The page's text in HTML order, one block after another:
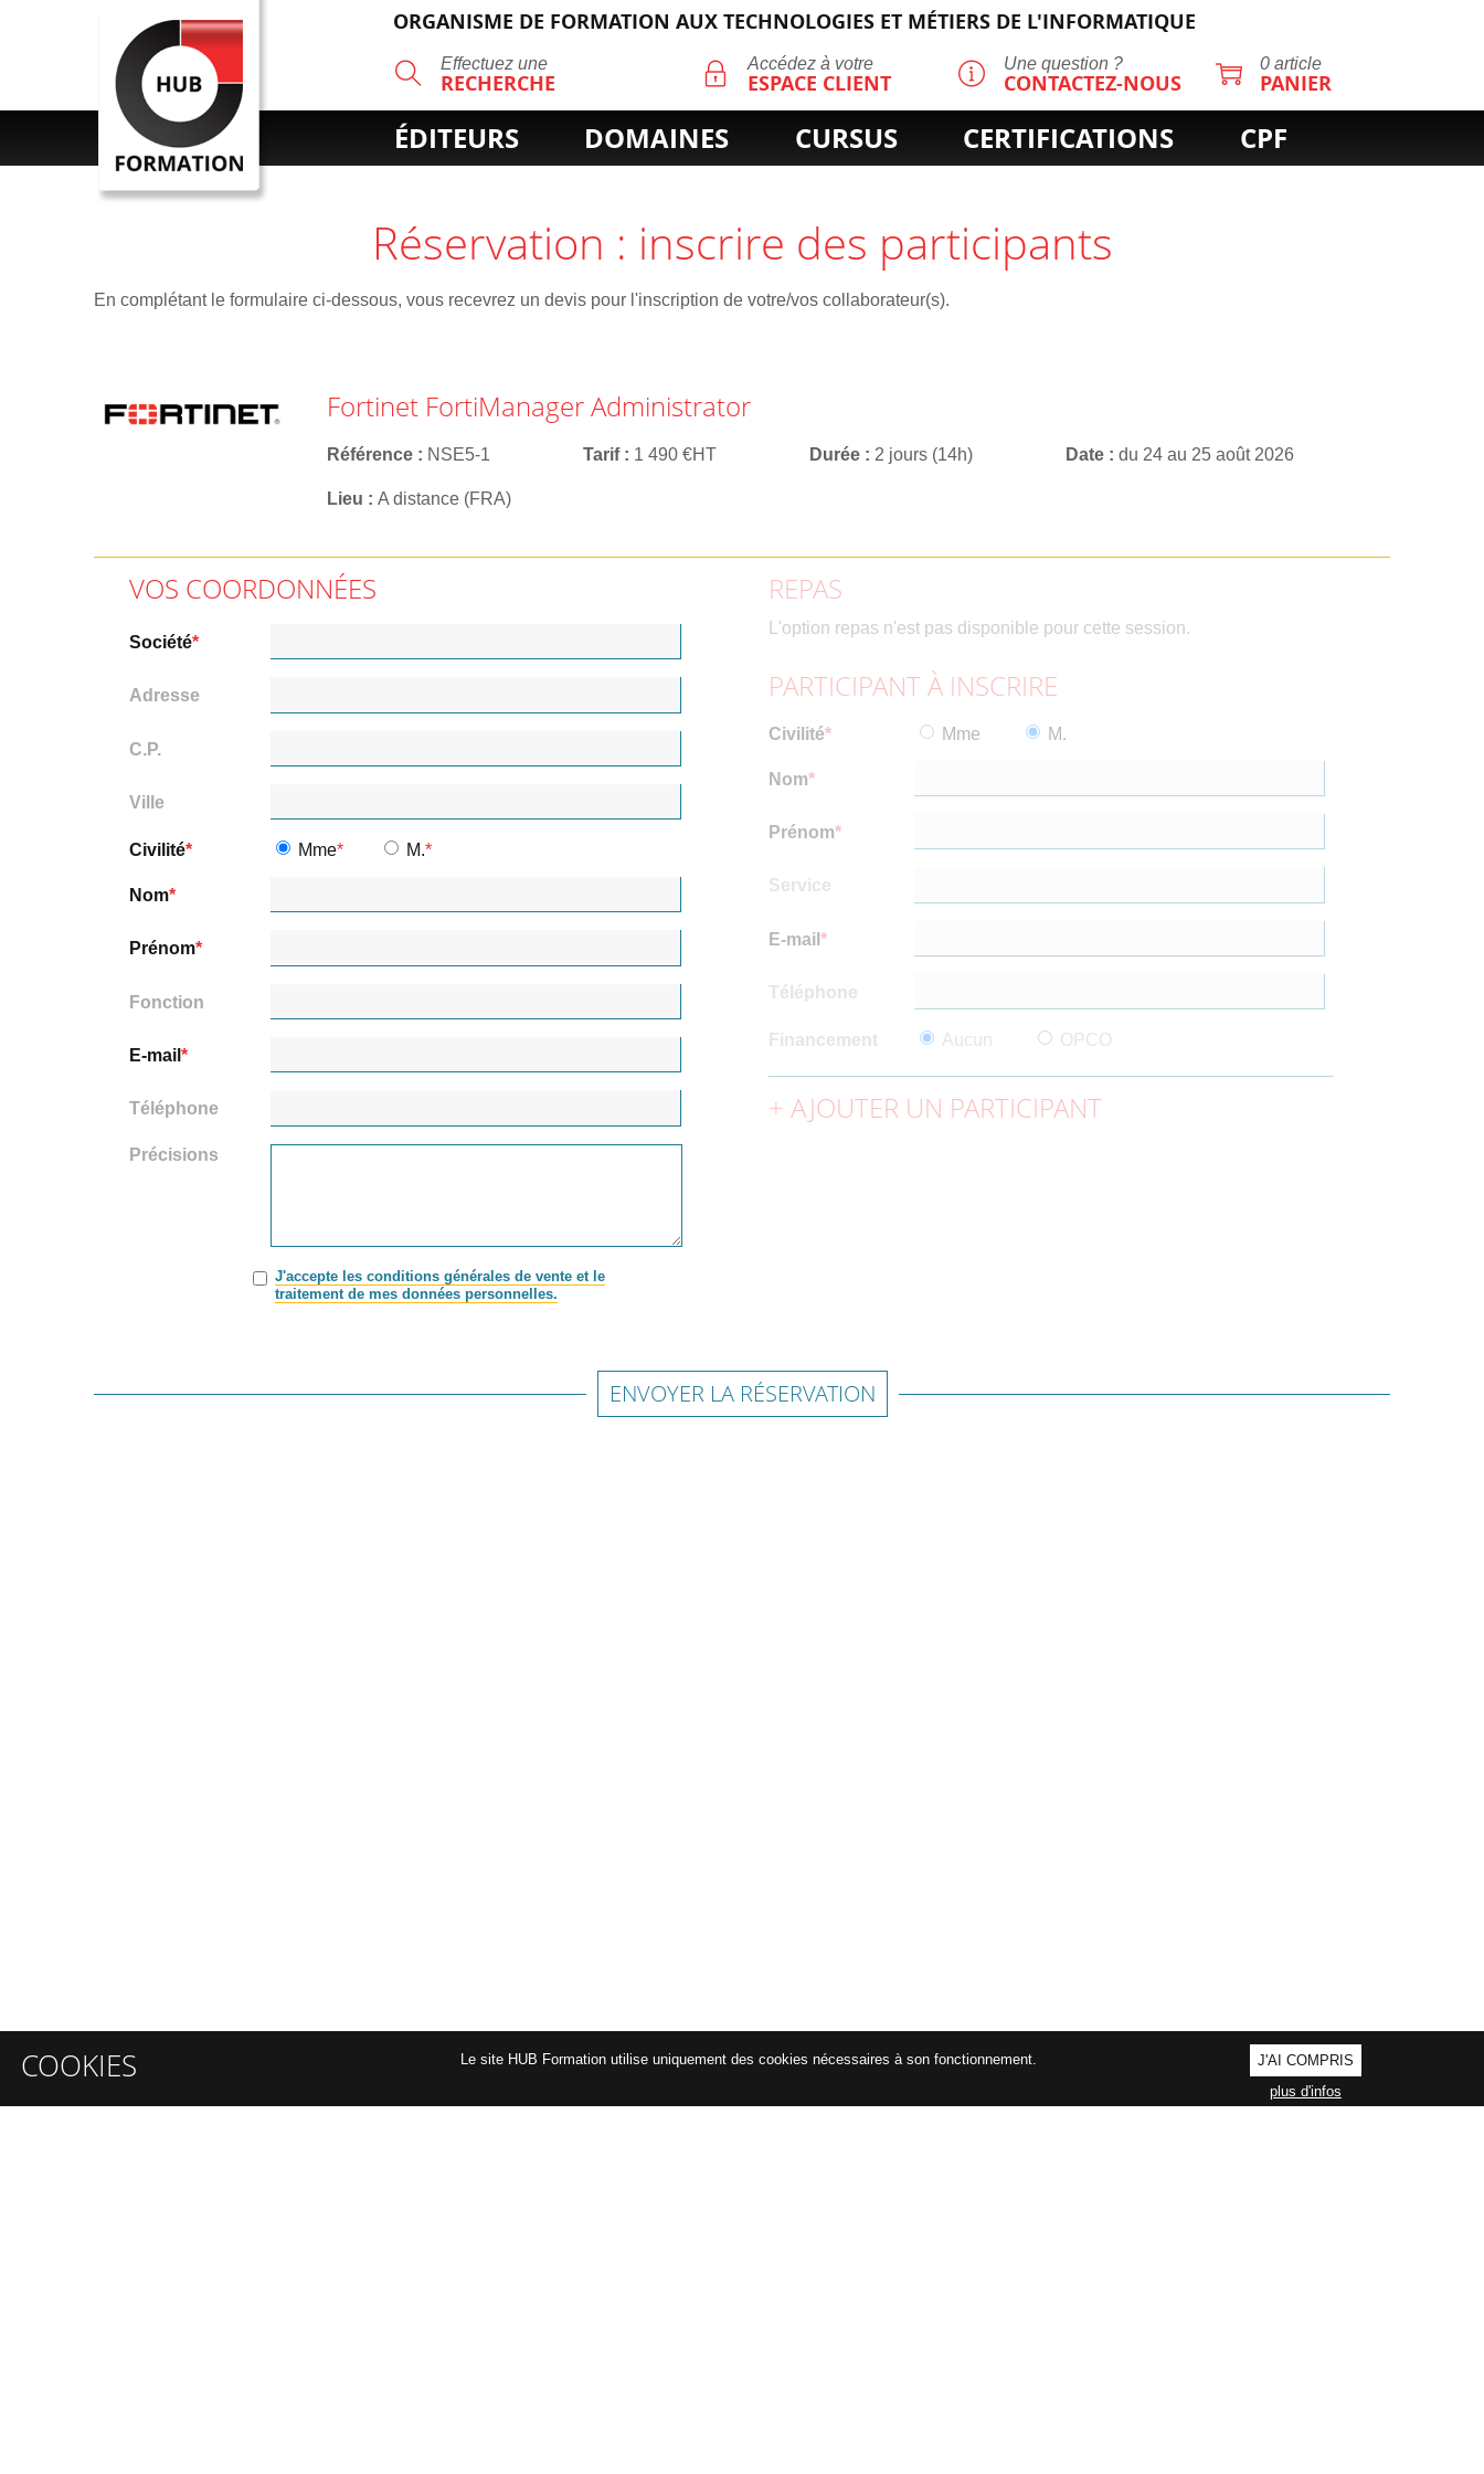
ORGANISME DE FORMATION AUX TECHNOLOGIES ET MÉTIERS DE L'INFORMATIQUE
Effectuez une
RECHERCHE
RECHERCHE Accédez à votre
ESPACE CLIENT
Une question ?
CONTACTEZ-NOUS
0 article
PANIER
ÉDITEURS DOMAINES CURSUS CERTIFICATIONS CPF
Réservation : inscrire des participants
En complétant le formulaire ci-dessous, vous recevrez un devis pour l'inscription de votre/vos collaborateur(s).
Fortinet FortiManager Administrator
Référence NSE5-1 Tarif 1 490 €HT Durée 2 jours (14h) Date du 24 au 25 août 2026
Lieu A distance (FRA)
VOS COORDONNÉES
Société
Adresse
C.P.
Ville
Civilité Mme M.
Nom
Prénom
Fonction
E-mail
Téléphone
Précisions
J'accepte les conditions générales de vente et le
traitement de mes données personnelles.
REPAS
L'option repas n'est pas disponible pour cette session.
PARTICIPANT À INSCRIRE
Civilité Mme M.
Nom
Prénom
Service
E-mail
Téléphone
Financement Aucun OPCO
AJOUTER UN PARTICIPANT
ENVOYER LA RÉSERVATION
COOKIES Le site HUB Formation utilise uniquement des cookies nécessaires à son fonctionnement.
J'AI COMPRIS
plus d'infos